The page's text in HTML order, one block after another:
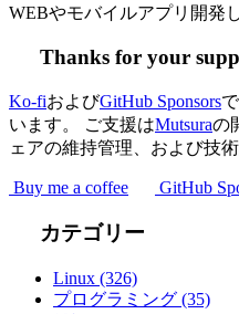
WEBやモバイルアプリ開発
Thanks for your
Ko-fiおよびGitHub Sponsors
います。 ご支援はMutsuraの
ェアの維持管理、および技
Buy me a coffee GitHub
カテゴリー
Linux (326)
プログラミング (35)